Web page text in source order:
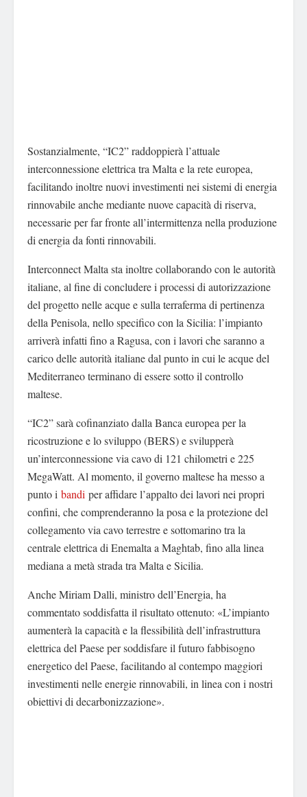
Sostanzialmente, “IC2” raddoppierà l’attuale
interconnessione elettrica tra Malta e la rete europea,
facilitando inoltre nuovi investimenti nei sistemi di energia
rinnovabile anche mediante nuove capacità di riserva,
necessarie per far fronte all’intermittenza nella produzione
di energia da fonti rinnovabili.
Interconnect Malta sta inoltre collaborando con le autorità
italiane, al fine di concludere i processi di autorizzazione
del progetto nelle acque e sulla terraferma di pertinenza
della Penisola, nello specifico con la Sicilia: l’impianto
arriverà infatti fino a Ragusa, con i lavori che saranno a
carico delle autorità italiane dal punto in cui le acque del
Mediterraneo terminano di essere sotto il controllo
maltese.
“IC2” sarà cofinanziato dalla Banca europea per la
ricostruzione e lo sviluppo (BERS) e svilupperà
un’interconnessione via cavo di 121 chilometri e 225
MegaWatt. Al momento, il governo maltese ha messo a
punto i bandi per affidare l’appalto dei lavori nei propri
confini, che comprenderanno la posa e la protezione del
collegamento via cavo terrestre e sottomarino tra la
centrale elettrica di Enemalta a Maghtab, fino alla linea
mediana a metà strada tra Malta e Sicilia.
Anche Miriam Dalli, ministro dell’Energia, ha
commentato soddisfatta il risultato ottenuto: «L’impianto
aumenterà la capacità e la flessibilità dell’infrastruttura
elettrica del Paese per soddisfare il futuro fabbisogno
energetico del Paese, facilitando al contempo maggiori
investimenti nelle energie rinnovabili, in linea con i nostri
obiettivi di decarbonizzazione».